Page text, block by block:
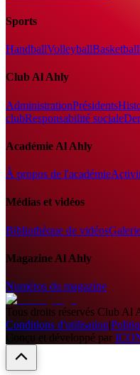
Sports
HandballVolleyballBasketball
Club Al Ahly
AdministrationPrésidents
clubResponsabilité sociale
Académie Al Ahly
À propos de l'académie
Médias et vidéos
Bibliothèque de vidéos
Magazine Al Ahly
Numéros du magazine
Tous droits réservés Club Al
Conditions d'utilisation|
Conçu et développé par